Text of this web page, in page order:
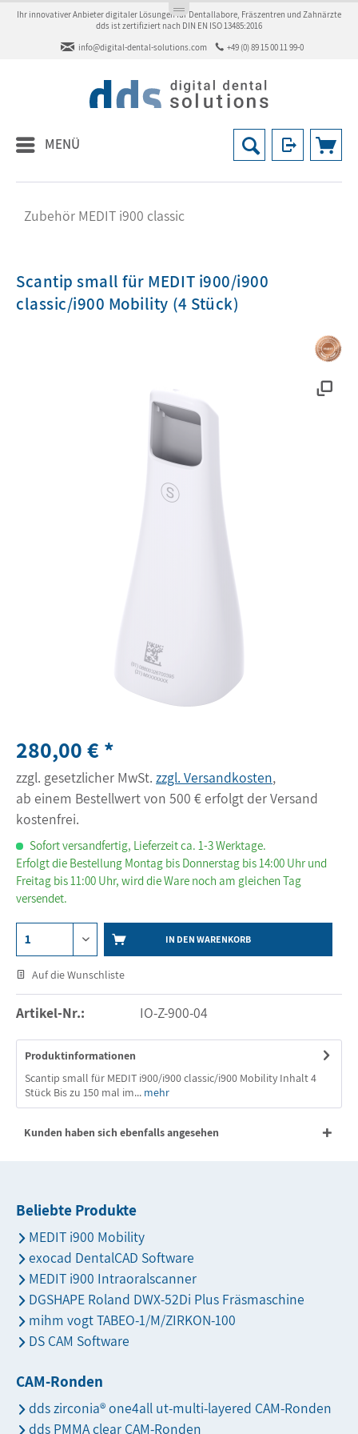
Ihr innovativer Anbieter digitaler Lösungen für Dentallabore, Fräszentren und Zahnärzte
dds ist zertifiziert nach DIN EN ISO 13485:2016
info@digital-dental-solutions.com
+49 (0) 89 15 00 11 99-0
MENÜ
Zubehör MEDIT i900 classic
Scantip small für MEDIT i900/i900
classic/i900 Mobility (4 Stück)
280,00 € *
zzgl. gesetzlicher MwSt. zzgl. Versandkosten,
ab einem Bestellwert von 500 € erfolgt der Versand
kostenfrei.
Sofort versandfertig, Lieferzeit ca. 1-3 Werktage.
Erfolgt die Bestellung Montag bis Donnerstag bis 14:00 Uhr und
Freitag bis 11:00 Uhr, wird die Ware noch am gleichen Tag
versendet.
IN DEN WARENKORB
Auf die Wunschliste
Artikel-Nr.: IO-Z-900-04
Produktinformationen
Scantip small für MEDIT i900/i900 classic/i900 Mobility Inhalt 4
Stück Bis zu 150 mal im... mehr
Kunden haben sich ebenfalls angesehen
Beliebte Produkte
MEDIT i900 Mobility
exocad DentalCAD Software
MEDIT i900 Intraoralscanner
DGSHAPE Roland DWX-52Di Plus Fräsmaschine
mihm vogt TABEO-1/M/ZIRKON-100
DS CAM Software
CAM-Ronden
dds zirconia® one4all ut-multi-layered CAM-Ronden
dds PMMA clear CAM-Ronden